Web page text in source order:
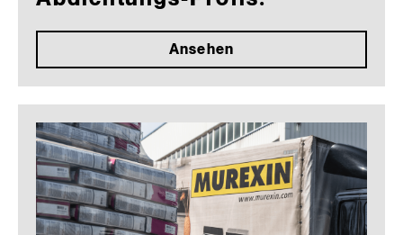
Ansehen